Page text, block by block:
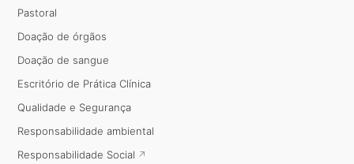
Pastoral
Doação de órgãos
Doação de sangue
Escritório de Prática Clínica
Qualidade e Segurança
Responsabilidade ambiental
Responsabilidade Social